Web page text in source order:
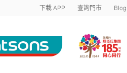
下載 APP 查詢門市 Blog